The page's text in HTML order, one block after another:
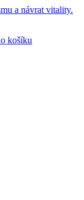
a návrat vitality.
košíku